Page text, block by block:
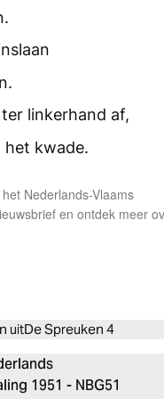
linkerhand af,
het kwade.
Nederlands-Vlaams
en ontdek meer
uitDe Spreuken 4
1951 - NBG51